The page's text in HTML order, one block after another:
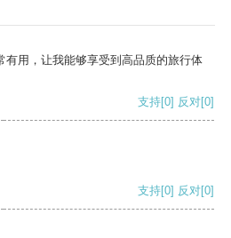
有用，让我能够享受到高品质的旅行体
支持[0] 反对[0]
支持[0] 反对[0]